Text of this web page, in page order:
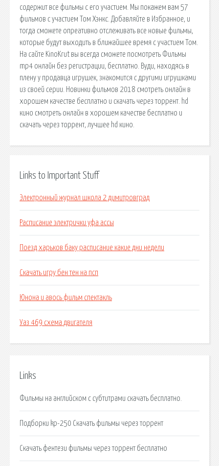
содержит все фильмы с его участием. Мы покажем вам 57
фильмов с участием Том Хэнкс. Добавляйте в Избранное, и
тогда сможете опреативно отслеживать все новые фильмы,
которые будут выходить в ближайшее время с участием Том.
На сайте KinoKrut вы всегда сможете посмотреть Фильмы
mp4 онлайн без регистрации, бесплатно. Вуди, находясь в
плену у продавца игрушек, знакомится с другими игрушками
из своей серии. Новинки фильмов 2018 смотреть онлайн в
хорошем качестве бесплатно и скачать через торрент. hd
кино смотреть онлайн в хорошем качестве бесплатно и
скачать через торрент, лучшее hd кино.
Links to Important Stuff
Электронный журнал школа 2 димитровград
Расписание электрички уфа ассы
Поезд харьков баку расписание какие дни недели
Скачать игру бен тен на псп
Юнона и авось фильм спектакль
Уаз 469 схема двигателя
Links
Фильмы на английском с субтитрами скачать бесплатно.
Подборки kp-250 Скачать фильмы через торрент
Скачать фентези фильмы через торрент бесплатно